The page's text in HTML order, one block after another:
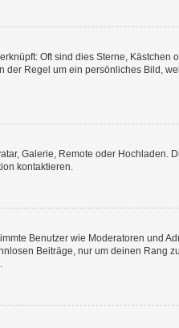
Oft sind dies Sterne, Kästchen
der Regel um ein persönliches Bild,
Galerie, Remote oder Hochladen.
kontaktieren.
Benutzer wie Moderatoren und
Beiträge, nur um deinen Rang